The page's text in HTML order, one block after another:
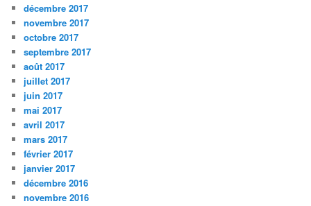
décembre 2017
novembre 2017
octobre 2017
septembre 2017
août 2017
juillet 2017
juin 2017
mai 2017
avril 2017
mars 2017
février 2017
janvier 2017
décembre 2016
novembre 2016